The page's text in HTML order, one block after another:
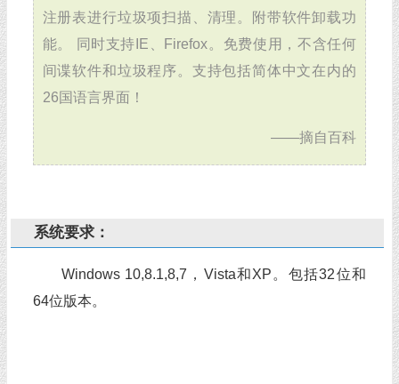
注册表进行垃圾项扫描、清理。附带软件卸载功
能。 同时支持IE、Firefox。免费使用，不含任何
间谍软件和垃圾程序。支持包括简体中文在内的
26国语言界面！
——摘自百科
系统要求：
Windows 10,8.1,8,7，Vista和XP。包括32位和
64位版本。